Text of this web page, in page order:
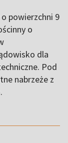
powierzchni 9
o
dla
Pod
nabrzeże z